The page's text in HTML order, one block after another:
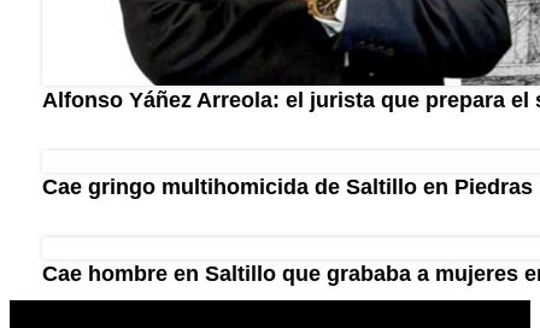
Alfonso Yáñez Arreola: el jurista que prepara
Cae gringo multihomicida de Saltillo en Piedras
Cae hombre en Saltillo que grababa a mujeres